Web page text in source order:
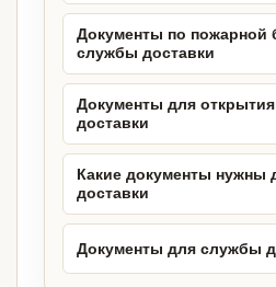
Документы по пожарной
службы доставки
Документы для
доставки
Какие документы нужны
доставки
Документы для службы